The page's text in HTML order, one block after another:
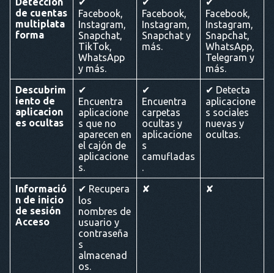
de cuentas
multiplata
forma
Facebook,
Instagram,
Snapchat,
TikTok,
WhatsApp
y más.
Facebook,
Instagram,
Snapchat y
más.
Facebook,
Instagram,
Snapchat,
WhatsApp,
Telegram y
más.
Descubrim
iento de
aplicacion
es ocultas
✔
Encuentra
aplicacione
s que no
aparecen en
el cajón de
aplicacione
s.
✔
Encuentra
carpetas
ocultas y
aplicacione
s
camufladas
.
✔ Detecta
aplicacione
s sociales
nuevas y
ocultas.
Informació
n de inicio
de sesión
Acceso
✔ Recupera
los
nombres de
usuario y
contraseña
s
almacenad
os.
✘ ✘